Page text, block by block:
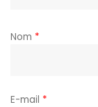
Nom *
E-mail *